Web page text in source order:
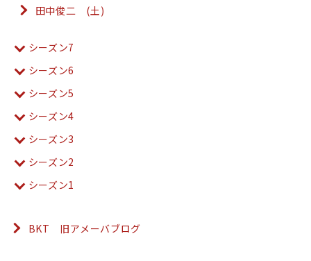
田中俊二 (土)
シーズン7
シーズン6
シーズン5
シーズン4
シーズン3
シーズン2
シーズン1
BKT 旧アメーバブログ